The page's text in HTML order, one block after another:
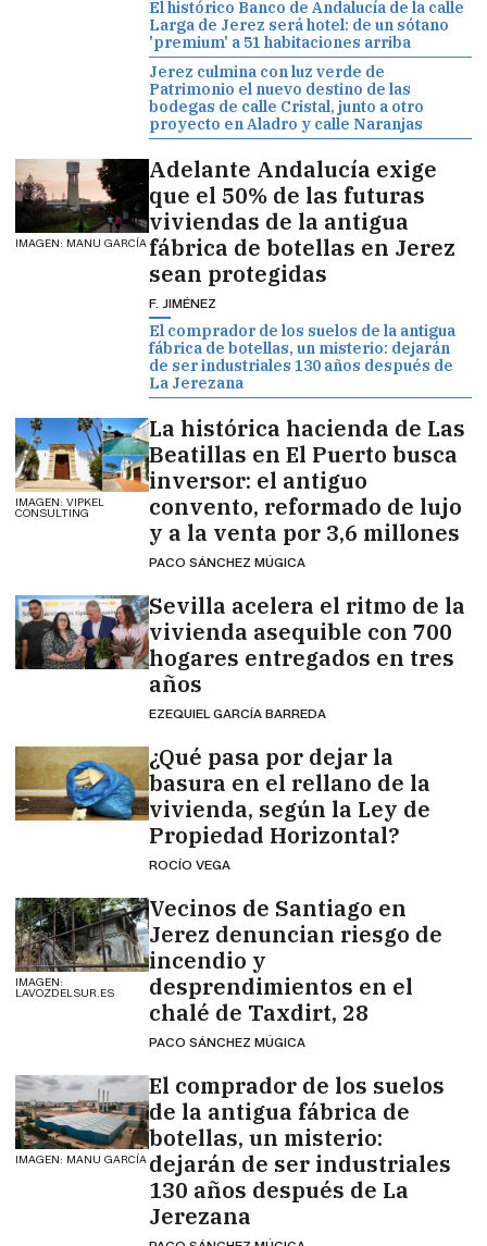
El histórico Banco de Andalucía de la calle
Larga de Jerez será hotel: de un sótano
'premium' a 51 habitaciones arriba
Jerez culmina con luz verde de
Patrimonio el nuevo destino de las
bodegas de calle Cristal, junto a otro
proyecto en Aladro y calle Naranjas
IMAGEN: MANU GARCÍA
Adelante Andalucía exige
que el 50% de las futuras
viviendas de la antigua
fábrica de botellas en Jerez
sean protegidas
F. JIMÉNEZ
El comprador de los suelos de la antigua
fábrica de botellas, un misterio: dejarán
de ser industriales 130 años después de
La Jerezana
IMAGEN: VIPKEL
CONSULTING
La histórica hacienda de Las
Beatillas en El Puerto busca
inversor: el antiguo
convento, reformado de lujo
y a la venta por 3,6 millones
PACO SÁNCHEZ MÚGICA
Sevilla acelera el ritmo de la
vivienda asequible con 700
hogares entregados en tres
años
EZEQUIEL GARCÍA BARREDA
¿Qué pasa por dejar la
basura en el rellano de la
vivienda, según la Ley de
Propiedad Horizontal?
ROCÍO VEGA
IMAGEN:
LAVOZDELSUR.ES
Vecinos de Santiago en
Jerez denuncian riesgo de
incendio y
desprendimientos en el
chalé de Taxdirt, 28
PACO SÁNCHEZ MÚGICA
IMAGEN: MANU GARCÍA
El comprador de los suelos
de la antigua fábrica de
botellas, un misterio:
dejarán de ser industriales
130 años después de La
Jerezana